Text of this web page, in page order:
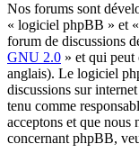
Nos forums sont
« logiciel phpBB » et
forum de discussions
GNU 2.0 » et qui peut
anglais). Le logiciel
discussions sur
tenu comme
acceptons et que nous
concernant phpBB,